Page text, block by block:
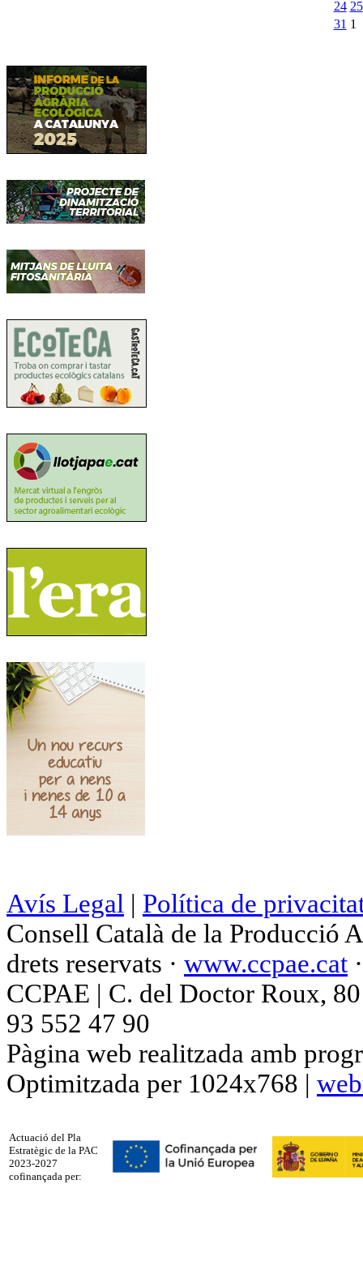
24 25
31 1
Avís Legal | Política de
Consell Català de la Producció
drets reservats · www.ccpae.cat
CCPAE | C. del Doctor Roux,
93 552 47 90
Pàgina web realitzada amb
Optimitzada per 1024x768 |
Actuació del Pla
Estratègic de la PAC
2023-2027
cofinançada per: